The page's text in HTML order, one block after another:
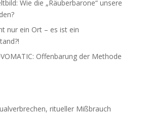
Wie die „Räuberbarone“ unsere
nur ein Ort – es ist ein
Offenbarung der Methode
ritueller Mißbrauch